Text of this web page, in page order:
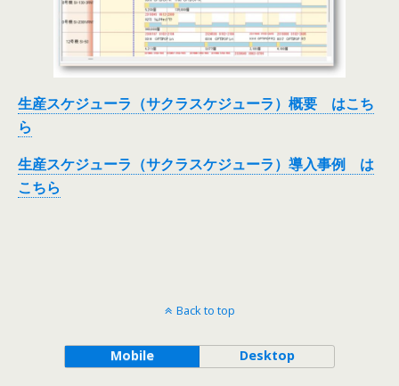
生産スケジューラ（サクラスケジューラ）概要 はこち
ら
生産スケジューラ（サクラスケジューラ）導入事例 は
こちら
Back to top
Mobile Desktop